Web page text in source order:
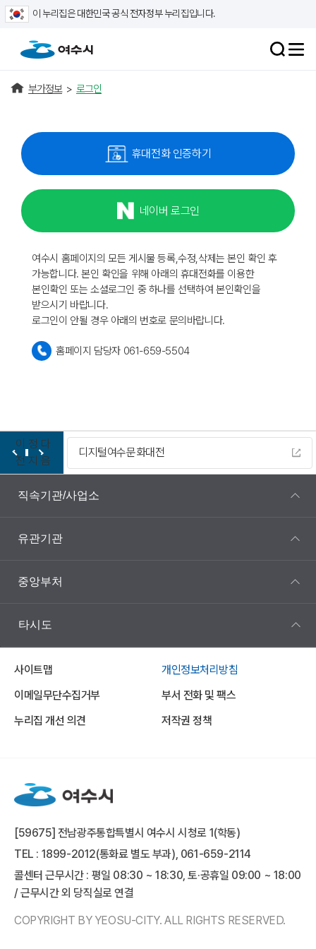
이 누리집은 대한민국 공식 전자정부 누리집입니다.
부가정보 > 로그인
휴대전화 인증하기
네이버 로그인
여수시 홈페이지의 모든 게시물 등록,수정,삭제는 본인 확인 후
가능합니다. 본인 확인을 위해 아래의 휴대전화를 이용한
본인확인 또는 소셜로그인 중 하나를 선택하여 본인확인을
받으시기 바랍니다.
로그인이 안될 경우 아래의 번호로 문의바랍니다.
홈페이지 담당자 061-659-5504
이
전
정
지
다
음
디지털여수문화대전
직속기관/사업소
유관기관
중앙부처
타시도
사이트맵
개인정보처리방침
이메일무단수집거부
부서 전화 및 팩스
누리집 개선 의견
저작권 정책
[59675] 전남광주통합특별시 여수시 시청로 1(학동)
TEL : 1899-2012(통화료 별도 부과), 061-659-2114
콜센터 근무시간 : 평일 08:30 ~ 18:30, 토·공휴일 09:00 ~ 18:00
/ 근무시간 외 당직실로 연결
COPYRIGHT BY YEOSU-CITY. ALL RIGHTS RESERVED.